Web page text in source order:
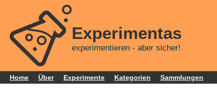
Experimentas
experimentieren - aber sicher!
Home Über Experimente Kategorien Sammlungen